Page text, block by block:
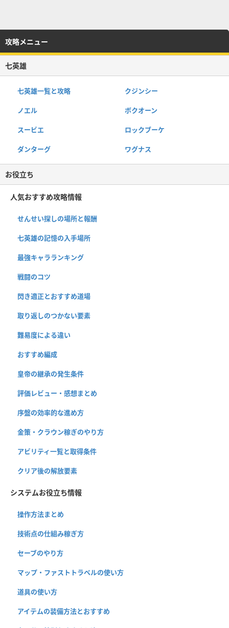
攻略メニュー
七英雄
七英雄一覧と攻略 クジンシー
ノエル ボクオーン
スービエ ロックブーケ
ダンターグ ワグナス
お役立ち
人気おすすめ攻略情報
せんせい探しの場所と報酬
七英雄の記憶の入手場所
最強キャラランキング
戦闘のコツ
閃き適正とおすすめ道場
取り返しのつかない要素
難易度による違い
おすすめ編成
皇帝の継承の発生条件
評価レビュー・感想まとめ
序盤の効率的な進め方
金策・クラウン稼ぎのやり方
アビリティ一覧と取得条件
クリア後の解放要素
システムお役立ち情報
操作方法まとめ
技術点の仕組み稼ぎ方
セーブのやり方
マップ・ファストトラベルの使い方
道具の使い方
アイテムの装備方法とおすすめ